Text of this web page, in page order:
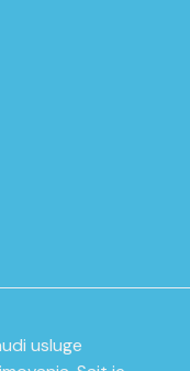
usluge